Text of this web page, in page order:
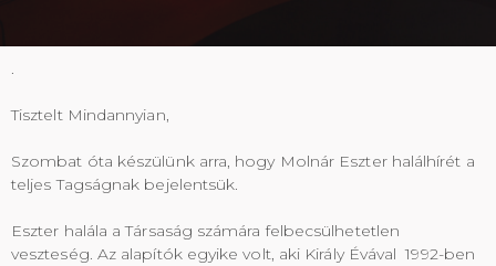
.
Tisztelt Mindannyian,
Szombat óta készülünk arra, hogy Molnár Eszter halálhírét a
teljes Tagságnak bejelentsük.
Eszter halála a Társaság számára felbecsülhetetlen
veszteség. Az alapítók egyike volt, aki Király Évával 1992-ben